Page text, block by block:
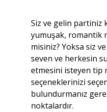
Siz ve gelin
yumuşak, romantik
misiniz? Yoksa siz
seven ve herkesin
etmesini isteyen tip
seçeneklerinizi
bulundurmanız
noktalardır.